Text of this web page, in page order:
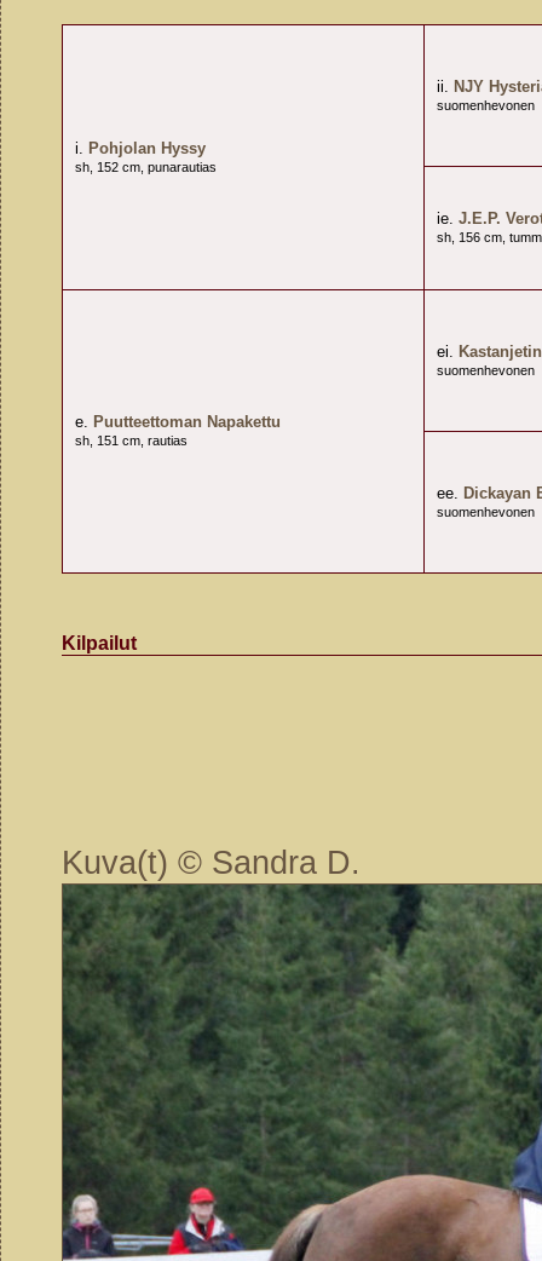
i. Pohjolan Hyssy
sh, 152 cm, punarautias
ii. NJY
suomenhevonen
ie. J.E.P.
sh, 156 cm,
e. Puutteettoman Napakettu
sh, 151 cm, rautias
ei.
suomenhevonen
ee. Dickayan
suomenhevonen
Kilpailut
Kuva(t) © Sandra D.